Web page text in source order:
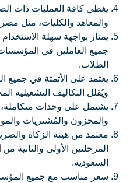
يغطي كافة العمليات ذات
والمعاهد والكليات، مثل
يمتاز بواجهة سهلة
جميع العاملين في المؤسسات
الطلاب.
يعتمد على الأتمتة في جميع
ويُقلل التكاليف التشغيلية
يشتمل على وحدات متكاملة،
والمخزون والمُشتريات
معتمد من هيئة الزكاة
المرحلتين الأولى والثانية من
السعودية.
سعر مناسب مع جميع